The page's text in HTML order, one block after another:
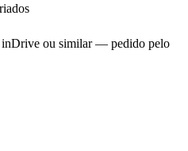
inDrive ou similar — pedido pelo